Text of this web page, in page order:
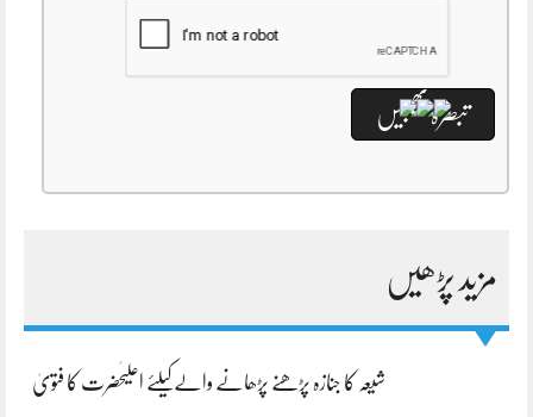
مزید پڑھیں
شیعہ کا جنازہ پڑھنے پڑھانے والےکیلئے اعلیٰحضرت کا فتویٰ